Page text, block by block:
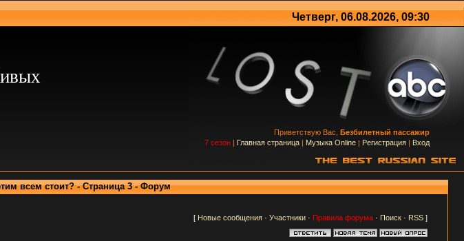
Четверг, 06.08.2026, 09:30
Приветствую Вас, Безбилетный пассажир
7 сезон | Главная страница | Музыка Online | Регистрация | Вход
всем стоит? - Страница 3 - Форум
[ Новые сообщения· Участники· Правила форума· Поиск· RSS]